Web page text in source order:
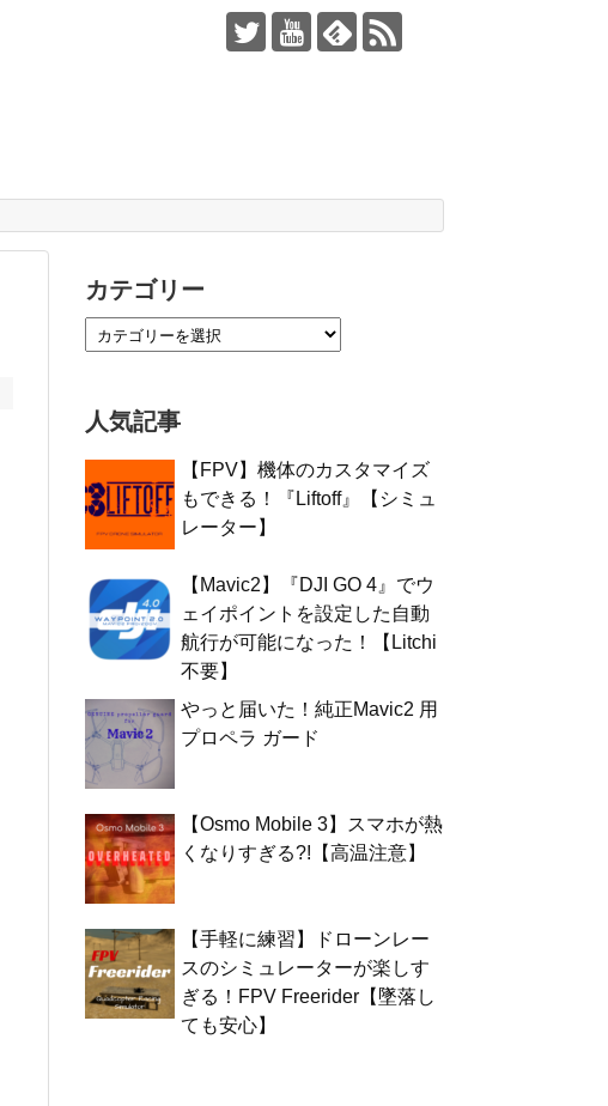
カテゴリー
人気記事
【FPV】機体のカスタマイズ
もできる！『Liftoff』【シミュ
レーター】
【Mavic2】『DJI GO 4』でウ
ェイポイントを設定した自動
航行が可能になった！【Litchi
不要】
やっと届いた！純正Mavic2 用
プロペラ ガード
【Osmo Mobile 3】スマホが熱
くなりすぎる?!【高温注意】
【手軽に練習】ドローンレー
スのシミュレーターが楽しす
ぎる！FPV Freerider【墜落し
ても安心】